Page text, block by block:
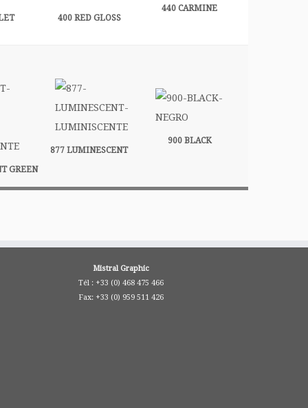
400 RED GLOSS
440 CARMINE
GREEN
877 LUMINESCENT
900 BLACK
Mistral Graphic
Tél : +33 (0) 468 475 466
Fax: +33 (0) 959 511 426